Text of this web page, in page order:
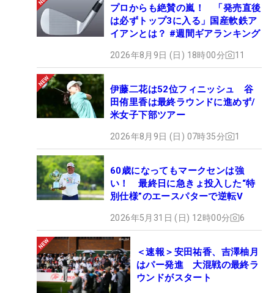
プロからも絶賛の嵐！ 「発売直後
は必ずトップ3に入る」国産軟鉄ア
イアンとは？ #週間ギアランキング
2026年8月9日 (日) 18時00分 11
伊藤二花は52位フィニッシュ 谷
田侑里香は最終ラウンドに進めず/
米女子下部ツアー
2026年8月9日 (日) 07時35分 1
60歳になってもマークセンは強
い！ 最終日に急きょ投入した“特
別仕様”のエースパターで逆転V
2026年5月31日 (日) 12時00分 6
＜速報＞安田祐香、吉澤柚月
はパー発進 大混戦の最終ラ
ウンドがスタート